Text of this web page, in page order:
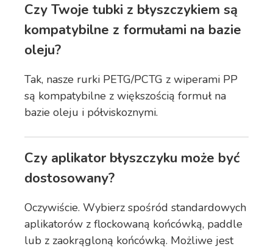
Czy Twoje tubki z błyszczykiem są
kompatybilne z formułami na bazie
oleju?
Tak, nasze rurki PETG/PCTG z wiperami PP
są kompatybilne z większością formuł na
bazie oleju i półviskoznymi.
Czy aplikator błyszczyku może być
dostosowany?
Oczywiście. Wybierz spośród standardowych
aplikatorów z flockowaną końcówką, paddle
lub z zaokrągloną końcówką. Możliwe jest